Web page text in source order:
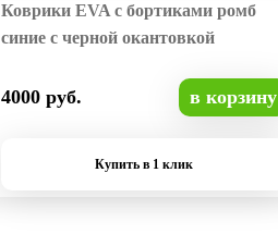
Коврики EVA с бортиками ромб
синие с черной окантовкой
4000 руб. в корзину
Купить в 1 клик